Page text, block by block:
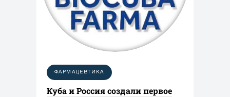
ФАРМАЦЕВТИКА
Куба и Россия создали первое